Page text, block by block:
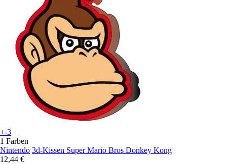
+-3
1 Farben
Nintendo 3d-Kissen Super Mario Bros Donkey Kong
12,44 €